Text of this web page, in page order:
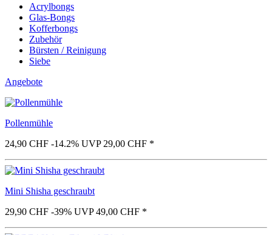
Acrylbongs
Glas-Bongs
Kofferbongs
Zubehör
Bürsten / Reinigung
Siebe
Angebote
Pollenmühle
24,90 CHF -14.2% UVP 29,00 CHF *
Mini Shisha geschraubt
29,90 CHF -39% UVP 49,00 CHF *